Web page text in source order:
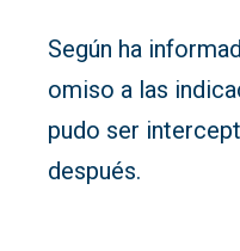
Según ha
omiso a las
pudo ser
después.